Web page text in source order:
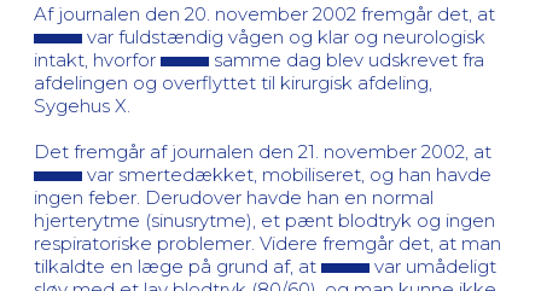
Af journalen den 20. november 2002 fremgår det, at
var fuldstændig vågen og klar og neurologisk
intakt, hvorfor
samme dag blev udskrevet fra
afdelingen og overflyttet til kirurgisk afdeling,
Sygehus X.
Det fremgår af journalen den 21. november 2002, at
var smertedækket, mobiliseret, og han havde
ingen feber. Derudover havde han en normal
hjerterytme (sinusrytme), et pænt blodtryk og ingen
respiratoriske problemer. Videre fremgår det, at man
tilkaldte en læge på grund af, at
var umådeligt